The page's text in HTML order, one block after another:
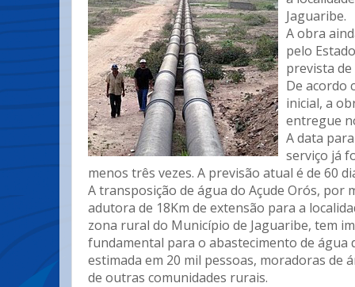
Jaguaribe.
A obra
pelo
prevista
De acordo
inicial, a
entregue
A data
serviço já
menos três vezes. A previsão atual é de 60
A transposição de água do Açude Orós, por
adutora de 18Km de extensão para a
zona rural do Município de Jaguaribe, tem
fundamental para o abastecimento de água
estimada em 20 mil pessoas, moradoras de
de outras comunidades rurais.